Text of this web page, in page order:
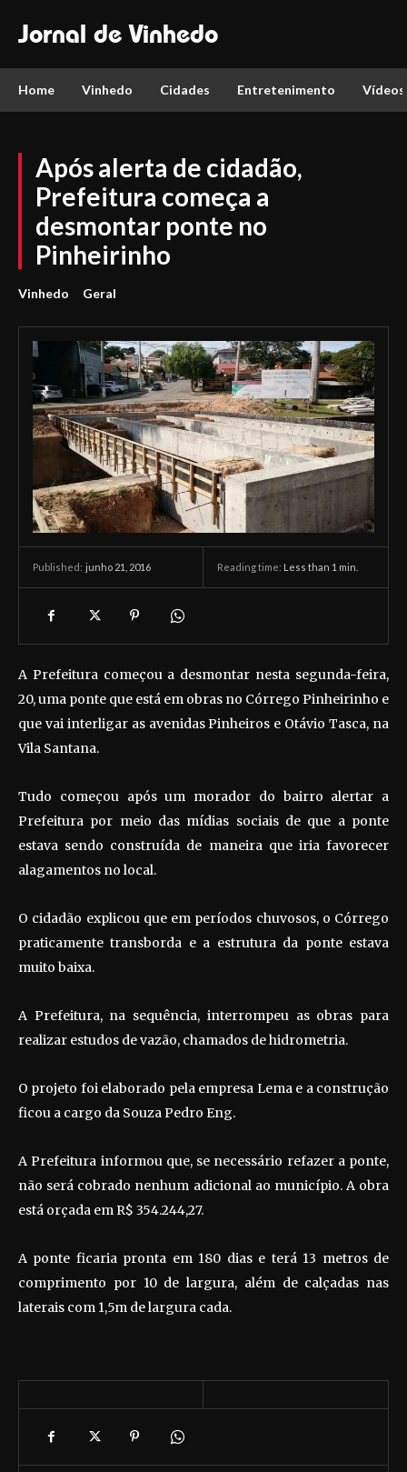
Jornal de Vinhedo
Home Vinhedo Cidades Entretenimento Vídeos
Após alerta de cidadão,
Prefeitura começa a
desmontar ponte no
Pinheirinho
Vinhedo Geral
Published: junho 21, 2016 Reading time: Less than 1 min.
A Prefeitura começou a desmontar nesta segunda-feira,
20, uma ponte que está em obras no Córrego Pinheirinho e
que vai interligar as avenidas Pinheiros e Otávio Tasca, na
Vila Santana.
Tudo começou após um morador do bairro alertar a
Prefeitura por meio das mídias sociais de que a ponte
estava sendo construída de maneira que iria favorecer
alagamentos no local.
O cidadão explicou que em períodos chuvosos, o Córrego
praticamente transborda e a estrutura da ponte estava
muito baixa.
A Prefeitura, na sequência, interrompeu as obras para
realizar estudos de vazão, chamados de hidrometria.
O projeto foi elaborado pela empresa Lema e a construção
ficou a cargo da Souza Pedro Eng.
A Prefeitura informou que, se necessário refazer a ponte,
não será cobrado nenhum adicional ao município. A obra
está orçada em R$ 354.244,27.
A ponte ficaria pronta em 180 dias e terá 13 metros de
comprimento por 10 de largura, além de calçadas nas
laterais com 1,5m de largura cada.